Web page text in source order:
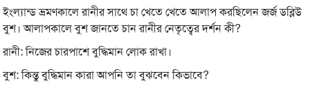
ইংল্যান্ড ভ্রমণকালে রানীর সাথে চা খেতে খেতে আলাপ করছিলেন জর্জ ডব্লিউ
বুশ। আলাপকালে বুশ জানতে চান রানীর নেতৃত্বের দর্শন কী?
রানী: নিজের চারপাশে বুদ্ধিমান লোক রাখা।
বুশ: কিন্তু বুদ্ধিমান কারা আপনি তা বুঝবেন কিভাবে?